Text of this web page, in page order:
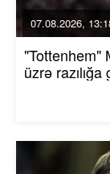
07.08.2026,
"Tottenhem"
üzrə razılığa